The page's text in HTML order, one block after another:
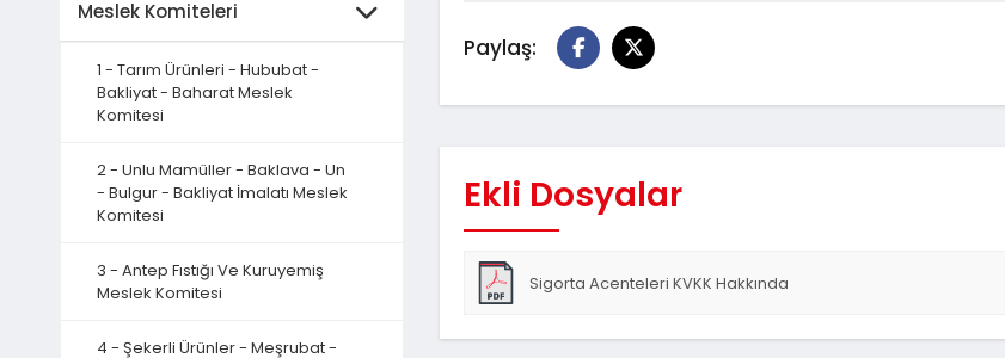
Meslek Komiteleri
1 - Tarım Ürünleri - Hububat -
Bakliyat - Baharat Meslek
Komitesi
2 - Unlu Mamüller - Baklava - Un
- Bulgur - Bakliyat İmalatı Meslek
Komitesi
3 - Antep Fıstığı Ve Kuruyemiş
Meslek Komitesi
4 - Şekerli Ürünler - Meşrubat -
Paylaş:
Ekli Dosyalar
Sigorta Acenteleri KVKK Hakkında